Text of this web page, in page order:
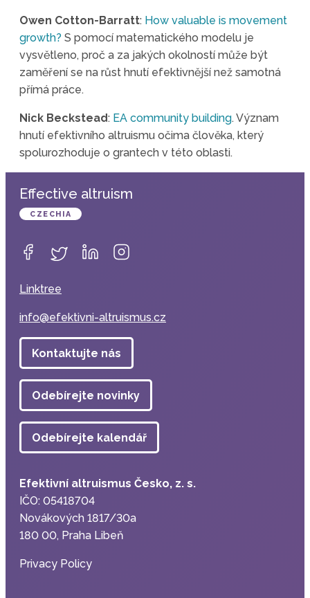
Owen Cotton-Barratt: How valuable is movement
growth? S pomocí matematického modelu je
vysvětleno, proč a za jakých okolností může být
zaměření se na růst hnutí efektivnější než samotná
přímá práce.
Nick Beckstead: EA community building. Význam
hnutí efektivního altruismu očima člověka, který
spolurozhoduje o grantech v této oblasti.
Effective altruism
CZECHIA
Linktree
info@efektivni-altruismus.cz
Kontaktujte nás
Odebírejte novinky
Odebírejte kalendář
Efektivní altruismus Česko, z. s.
IČO: 05418704
Novákových 1817/30a
180 00, Praha Libeň
Privacy Policy